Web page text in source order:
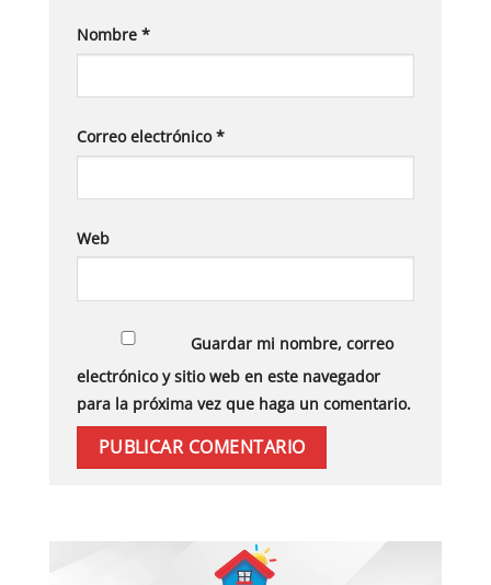
Nombre *
Correo electrónico*
Web
Guardar mi nombre, correo
electrónico y sitio web en este navegador
para la próxima vez que haga un comentario.